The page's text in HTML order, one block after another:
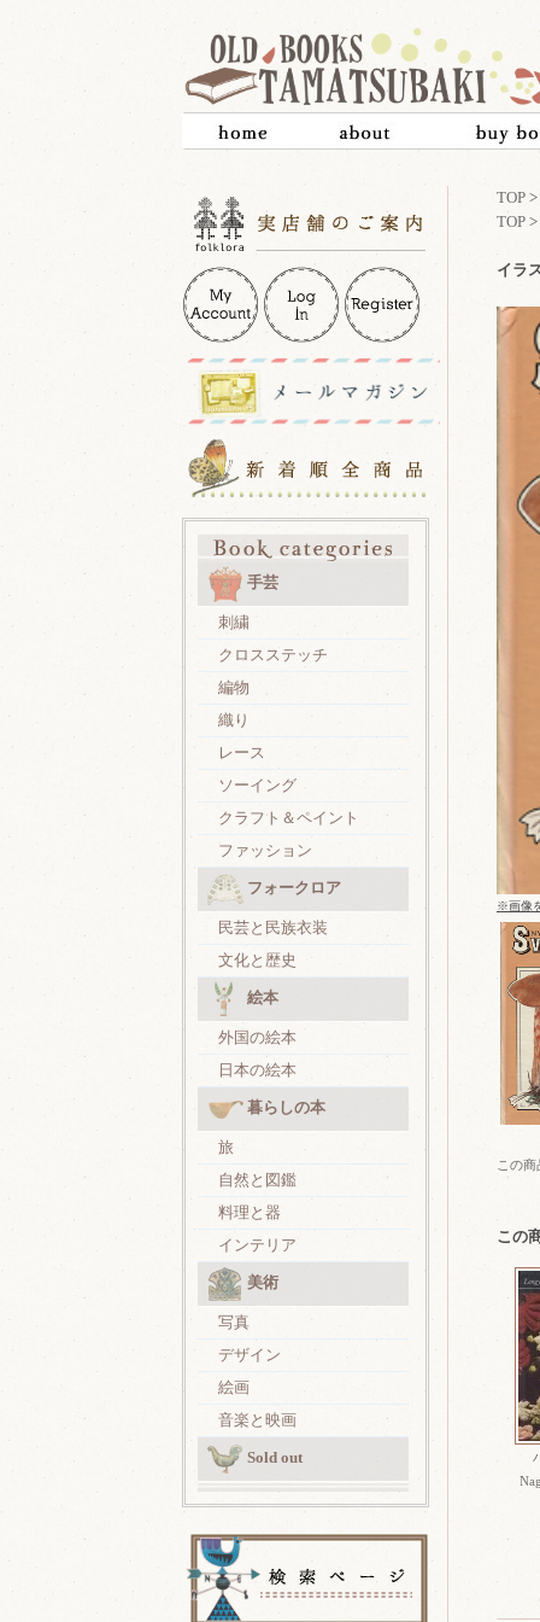
手芸
刺繍
クロスステッチ
編物
織り
レース
ソーイング
クラフト＆ペイント
ファッション
フォークロア
民芸と民族衣装
文化と歴史
絵本
外国の絵本
日本の絵本
暮らしの本
旅
自然と図鑑
料理と器
インテリア
美術
写真
デザイン
絵画
音楽と映画
Sold out
TOP >
TOP >
イラ
※画像
この
この